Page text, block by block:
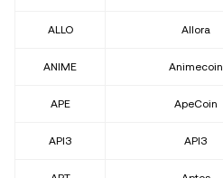
ALLO Allora
ANIME Animecoin
APE ApeCoin
API3 API3